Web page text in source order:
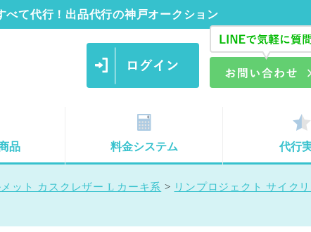
べて代行！出品代行の神戸オークション
品 料金システム 代行
ット カスクレザー L カーキ系 > リンプロジェクト サイク